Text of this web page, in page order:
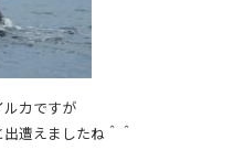
カですが
遭えましたね＾＾